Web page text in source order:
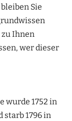
Sie
zu Ihnen
wer dieser
wurde 1752 in
starb 1796 in